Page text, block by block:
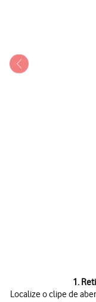
1.
Localize o clipe de